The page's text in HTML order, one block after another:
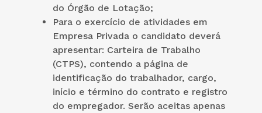
do Órgão de Lotação;
Para o exercício de atividades em
Empresa Privada o candidato deverá
apresentar: Carteira de Trabalho
(CTPS), contendo a página de
identificação do trabalhador, cargo,
início e término do contrato e registro
do empregador. Serão aceitas apenas